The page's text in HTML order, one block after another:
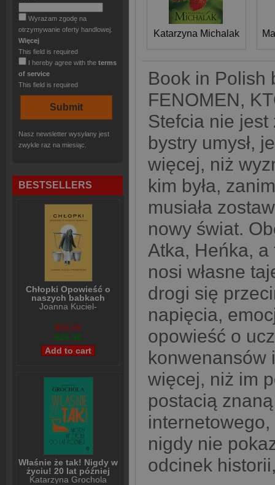
Wyrażam zgodę na
otrzymywanie oferty handlowej.
Więcej
This field is required
I hereby agree with the terms
of service
This field is required
Nasz newsletter wysyłany jest
zwykle raz na miesiąc.
BESTSELLERS
Chłopki Opowieść o
naszych babkach
Joanna Kuciel-
$36,38
$28,98
Właśnie że tak! Nigdy w
życiu! 20 lat później
Katarzyna Grochola
Katarzyna Michalak
Book in Polish
FENOMEN,
Stefcia nie
bystry umysł,
więcej, niż
kim była,
musiała
nowy świat.
Atka, Heńka,
nosi własne
drogi się
napięcia,
opowieść o
konwenansów
więcej, niż im
postacią
nigdy nie
odcinek